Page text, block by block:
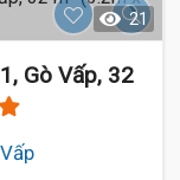
21
Gò Vấp, 32